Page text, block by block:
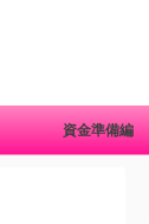
資金準備編